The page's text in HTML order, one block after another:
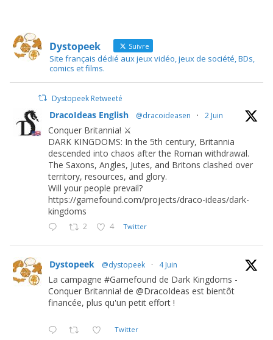
Dystopeek Suivre
Site français dédié aux jeux vidéo, jeux de société, BDs,
comics et films.
Dystopeek Retweeté
DracoIdeas English @dracoideasen · 2 Juin
Conquer Britannia! ⚔️
DARK KINGDOMS: In the 5th century, Britannia
descended into chaos after the Roman withdrawal.
The Saxons, Angles, Jutes, and Britons clashed over
territory, resources, and glory.
Will your people prevail?
https://gamefound.com/projects/draco-ideas/dark-
kingdoms
2 4 Twitter
Dystopeek @dystopeek · 4 Juin
La campagne #Gamefound de Dark Kingdoms -
Conquer Britannia! de @DracoIdeas est bientôt
financée, plus qu'un petit effort !
Twitter